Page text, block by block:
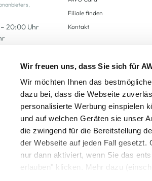
Wir freuen uns, dass Sie sich für
Wir möchten Ihnen das
dazu bei, dass die Webseite
personalisierte Werbung einspielen
und auf welchen Geräten sie unser
die zwingend für die Bereitstellung
der Webseite auf jeden Fall gesetzt.
nur dann aktiviert, wenn Sie das
erlauben" klicken. Mehr dazu
20:00 Uhr
Filiale finden
Kontakt
Alle Preise inkl. gesetzl.